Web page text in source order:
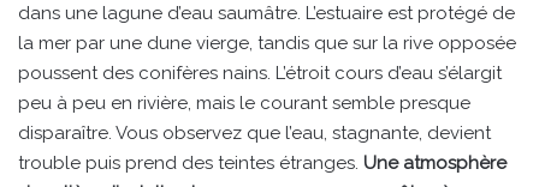
dans une lagune d’eau saumâtre. L’estuaire est protégé de
la mer par une dune vierge, tandis que sur la rive opposée
poussent des conifères nains. L’étroit cours d’eau s’élargit
peu à peu en rivière, mais le courant semble presque
disparaître. Vous observez que l’eau, stagnante, devient
trouble puis prend des teintes étranges. Une atmosphère